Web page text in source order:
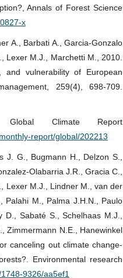
Annals of Forest Science
x
A., Barbati A., Garcia-Gonzalo
Lexer M.J., Marchetti M., 2010.
and vulnerability of European
259(4), 698-709.
Climate Report
report/global/202213
J. G., Bugmann H., Delzon S.,
Olabarria J.R., Gracia C.,
Lexer M.J., Lindner M., van der
Palahi M., Palma J.H.N., Paulo
Sabaté S., Schelhaas M.J.,
Zimmermann N.E., Hanewinkel
canceling out climate change-
Environmental research
9326/aa5ef1